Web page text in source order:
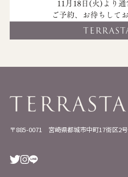
〒885-0071 宮崎県都城市中町17街区2号